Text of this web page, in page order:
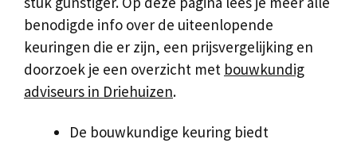
benodigde info over de uiteenlopende
keuringen die er zijn, een prijsvergelijking en
doorzoek je een overzicht met bouwkundig
adviseurs in Driehuizen.
De bouwkundige keuring biedt